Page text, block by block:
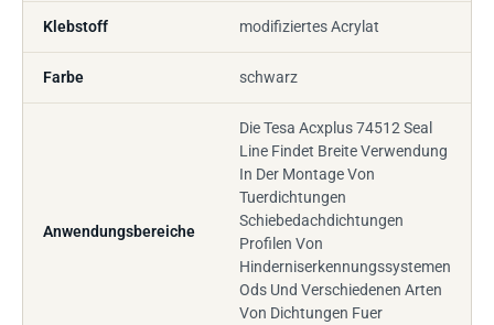
Klebstoff modifiziertes Acrylat
Farbe schwarz
Anwendungsbereiche
Die Tesa Acxplus 74512 Seal
Line Findet Breite Verwendung
In Der Montage Von
Tuerdichtungen
Schiebedachdichtungen
Profilen Von
Hinderniserkennungssystemen
Ods Und Verschiedenen Arten
Von Dichtungen Fuer